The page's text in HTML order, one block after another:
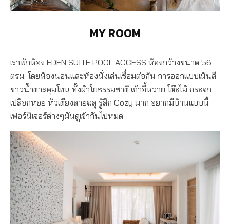
MY ROOM
เราพักห้อง EDEN SUITE POOL ACCESS ห้องกว้างขนาด 56
ตรม. โดยห้องนอนและห้องนั่งเล่นเชื่อมต่อกัน การออกแบบเน้นสี
ขาวน้ำตาลคุมโทน ทั้งผ้าใยธรรมชาติ เก้าอี้หวาย โต๊ะไม้ กระจก
เปลือกหอย หัวเตียงลายฉลุ รู้สึก Cozy มาก อยากมีบ้านแบบนี้
เฟอร์นิเจอร์ต่างๆมันดูเข้ากันไปหมด